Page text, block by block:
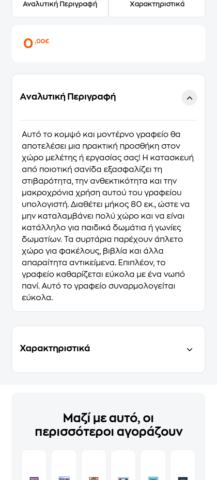
Αναλυτική Περιγραφή Χαρακτηριστικά
0,00€
Αναλυτική Περιγραφή
Αυτό το κομψό και μοντέρνο γραφείο θα
αποτελέσει μια πρακτική προσθήκη στον
χώρο μελέτης ή εργασίας σας! Η κατασκευή
από ποιοτική σανίδα εξασφαλίζει τη
στιβαρότητα, την ανθεκτικότητα και την
μακροχρόνια χρήση αυτού του γραφείου
υπολογιστή. Διαθέτει μήκος 80 εκ., ώστε να
μην καταλαμβάνει πολύ χώρο και να είναι
κατάλληλο για παιδικά δωμάτια ή γωνίες
δωματίων. Τα συρτάρια παρέχουν άπλετο
χώρο για φακέλους, βιβλία και άλλα
απαραίτητα αντικείμενα. Επιπλέον, το
γραφείο καθαρίζεται εύκολα με ένα νωπό
πανί. Αυτό το γραφείο συναρμολογείται
εύκολα.
Χαρακτηριστικά
Μαζί με αυτό, οι
περισσότεροι αγοράζουν